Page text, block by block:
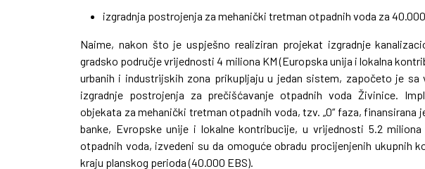
izgradnja postrojenja za mehanički tretman otpadnih voda za
Naime, nakon što je uspješno realiziran projekat izgradnje
gradsko područje vrijednosti 4 miliona KM (Europska unija i lokalna
urbanih i industrijskih zona prikupljaju u jedan sistem, započeto je
izgradnje postrojenja za prečišćavanje otpadnih voda Živinice.
objekata za mehanički tretman otpadnih voda, tzv. „0“ faza, finansirana
banke, Evropske unije i lokalne kontribucije, u vrijednosti 5.2
otpadnih voda, izvedeni su da omoguće obradu procijenjenih ukupnih
kraju planskog perioda (40.000 EBS).